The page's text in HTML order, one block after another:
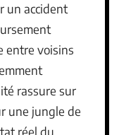
un accident
entre voisins
rassure sur
une jungle de
réel du